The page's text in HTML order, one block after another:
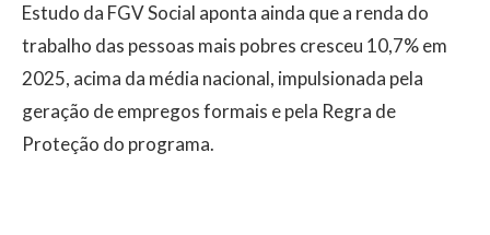
Estudo da FGV Social aponta ainda que a renda do
trabalho das pessoas mais pobres cresceu 10,7% em
2025, acima da média nacional, impulsionada pela
geração de empregos formais e pela Regra de
Proteção do programa.